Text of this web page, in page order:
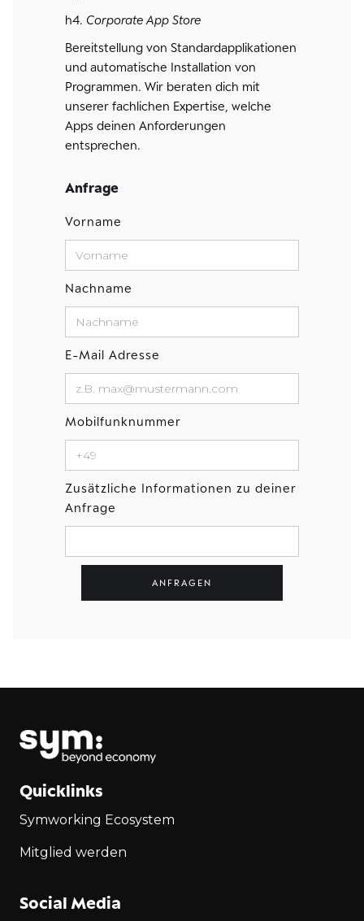
h4. Corporate App Store
Bereitstellung von Standardapplikationen
und automatische Installation von
Programmen. Wir beraten dich mit
unserer fachlichen Expertise, welche
Apps deinen Anforderungen
entsprechen.
Anfrage
Vorname
Nachname
E-Mail Adresse
Mobilfunknummer
Zusätzliche Informationen zu deiner
Anfrage
Quicklinks
Symworking Ecosystem
Mitglied werden
Social Media